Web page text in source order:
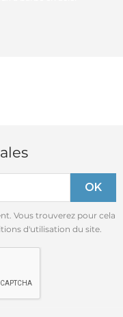
Vous trouverez pour cela
d'utilisation du site.